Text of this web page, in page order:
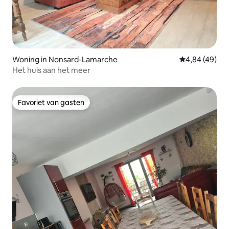
Woning in Nonsard-Lamarche Gemiddelde
4,84 (49)
Het huis aan het meer
Favoriet van gasten
Favoriet van gasten